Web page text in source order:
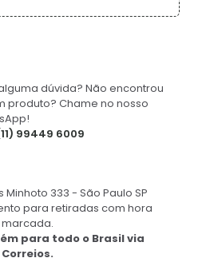
99449 6009
dúvida? Não encontrou
produto? Chame no nosso
Minhoto 333 - São Paulo SP
para retiradas com hora
marcada.
para todo o Brasil via
Correios.